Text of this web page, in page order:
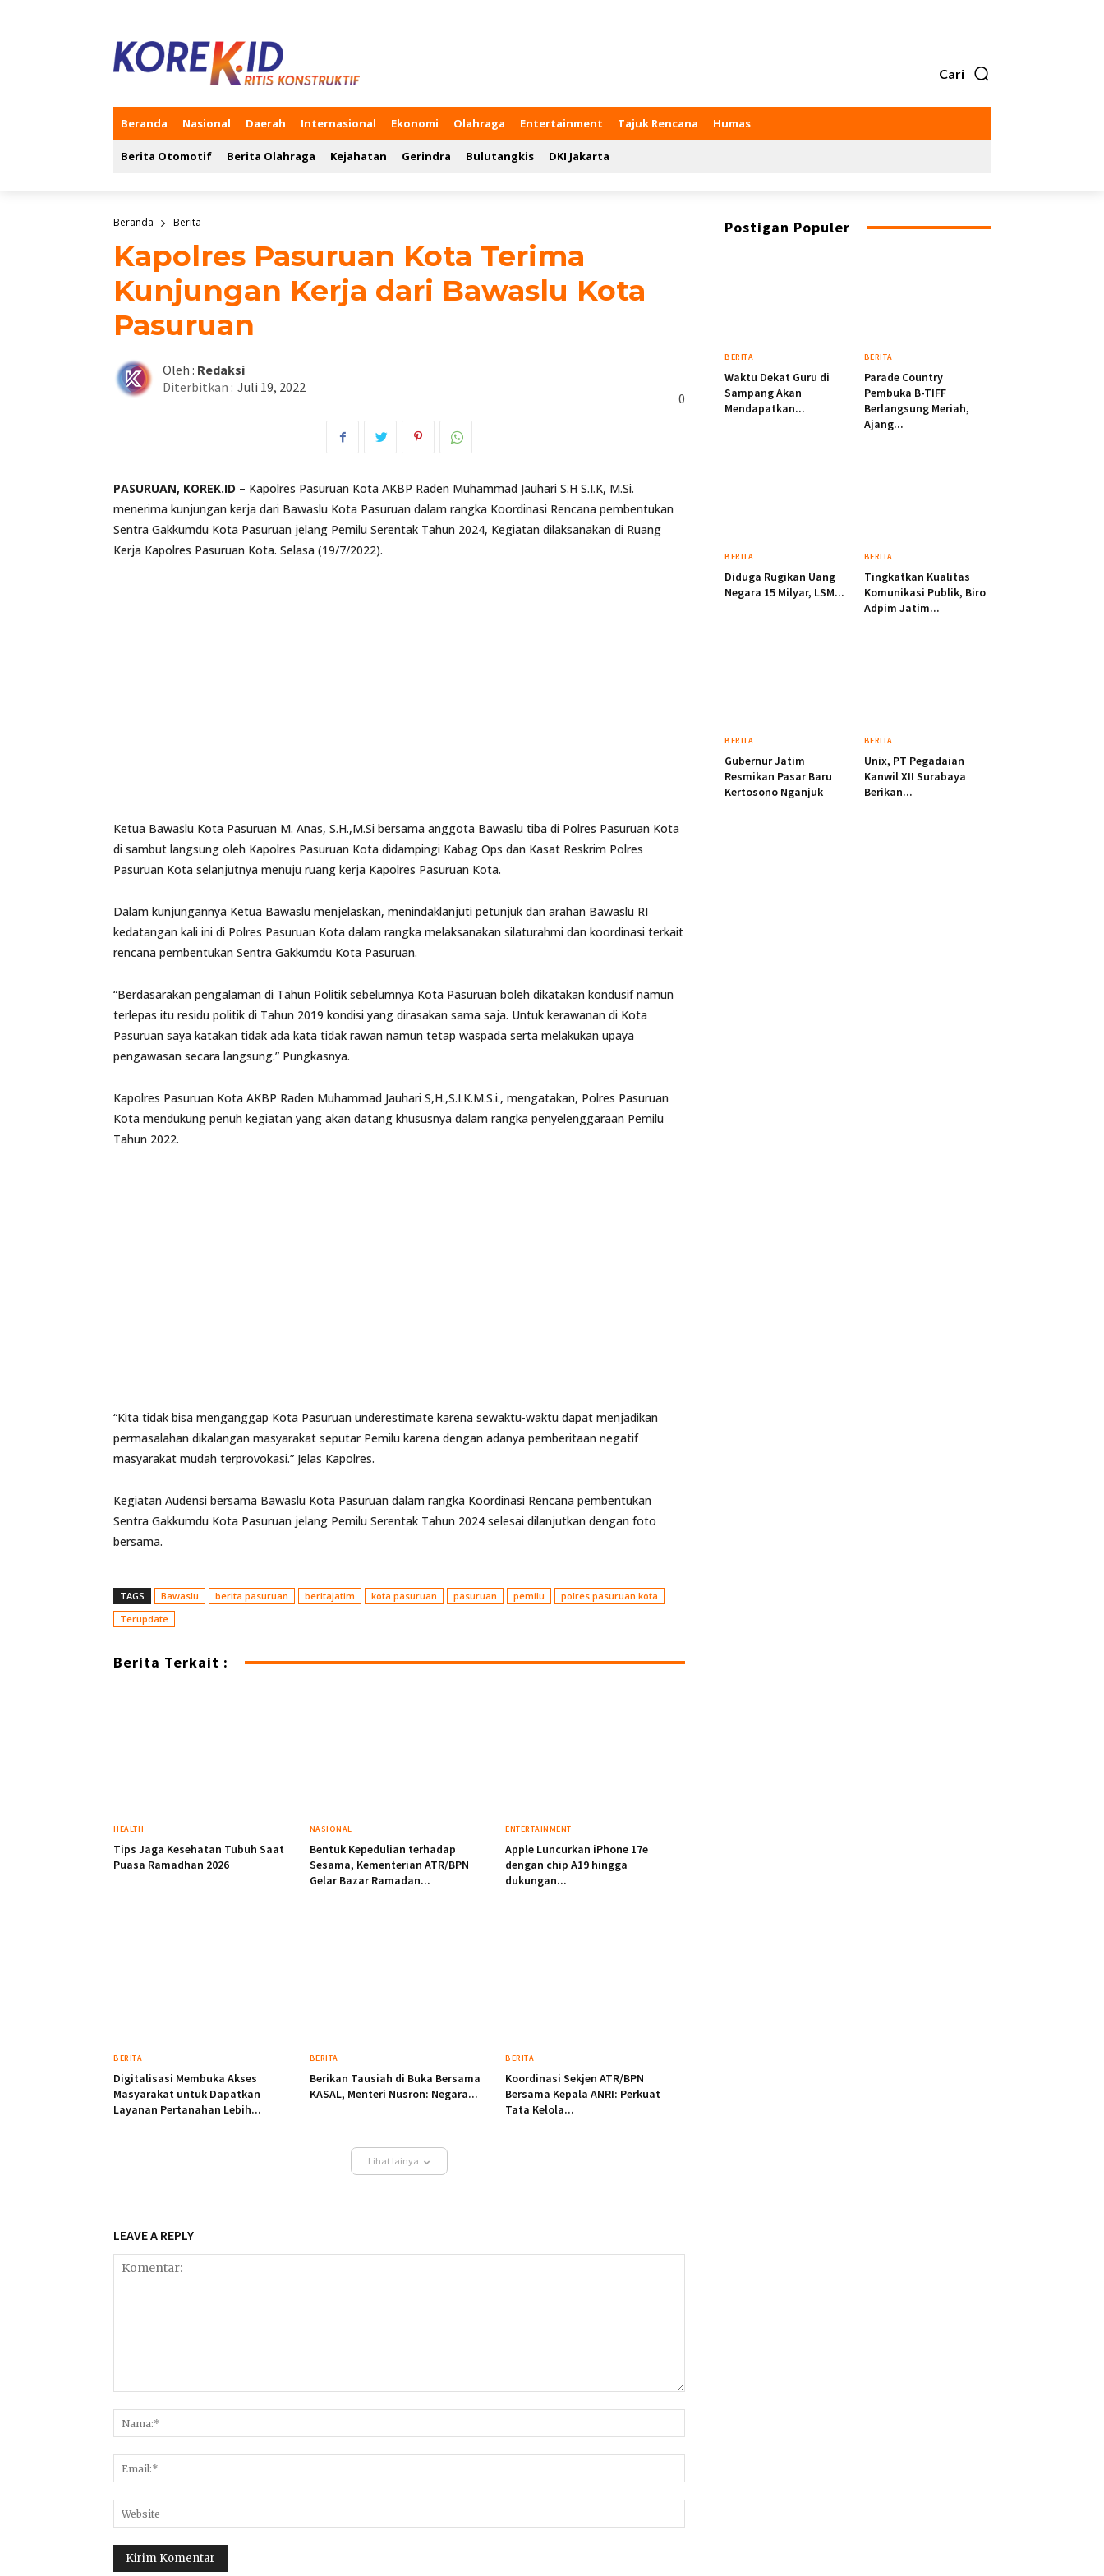
Cari
Beranda Nasional Daerah Internasional Ekonomi Olahraga Entertainment Tajuk Rencana Humas
Berita Otomotif Berita Olahraga Kejahatan Gerindra Bulutangkis DKI Jakarta
Beranda Berita
Kapolres Pasuruan Kota Terima
Kunjungan Kerja dari Bawaslu Kota
Pasuruan
Oleh : Redaksi
0
Diterbitkan : Juli 19, 2022
PASURUAN, KOREK.ID – Kapolres Pasuruan Kota AKBP Raden Muhammad Jauhari S.H S.I.K, M.Si.
menerima kunjungan kerja dari Bawaslu Kota Pasuruan dalam rangka Koordinasi Rencana pembentukan
Sentra Gakkumdu Kota Pasuruan jelang Pemilu Serentak Tahun 2024, Kegiatan dilaksanakan di Ruang
Kerja Kapolres Pasuruan Kota. Selasa (19/7/2022).
Ketua Bawaslu Kota Pasuruan M. Anas, S.H.,M.Si bersama anggota Bawaslu tiba di Polres Pasuruan Kota
di sambut langsung oleh Kapolres Pasuruan Kota didampingi Kabag Ops dan Kasat Reskrim Polres
Pasuruan Kota selanjutnya menuju ruang kerja Kapolres Pasuruan Kota.
Dalam kunjungannya Ketua Bawaslu menjelaskan, menindaklanjuti petunjuk dan arahan Bawaslu RI
kedatangan kali ini di Polres Pasuruan Kota dalam rangka melaksanakan silaturahmi dan koordinasi terkait
rencana pembentukan Sentra Gakkumdu Kota Pasuruan.
“Berdasarakan pengalaman di Tahun Politik sebelumnya Kota Pasuruan boleh dikatakan kondusif namun
terlepas itu residu politik di Tahun 2019 kondisi yang dirasakan sama saja. Untuk kerawanan di Kota
Pasuruan saya katakan tidak ada kata tidak rawan namun tetap waspada serta melakukan upaya
pengawasan secara langsung.” Pungkasnya.
Kapolres Pasuruan Kota AKBP Raden Muhammad Jauhari S,H.,S.I.K.M.S.i., mengatakan, Polres Pasuruan
Kota mendukung penuh kegiatan yang akan datang khususnya dalam rangka penyelenggaraan Pemilu
Tahun 2022.
“Kita tidak bisa menganggap Kota Pasuruan underestimate karena sewaktu-waktu dapat menjadikan
permasalahan dikalangan masyarakat seputar Pemilu karena dengan adanya pemberitaan negatif
masyarakat mudah terprovokasi.” Jelas Kapolres.
Kegiatan Audensi bersama Bawaslu Kota Pasuruan dalam rangka Koordinasi Rencana pembentukan
Sentra Gakkumdu Kota Pasuruan jelang Pemilu Serentak Tahun 2024 selesai dilanjutkan dengan foto
bersama.
TAGS Bawaslu berita pasuruan beritajatim kota pasuruan pasuruan pemilu
polres pasuruan kota
Terupdate
Berita Terkait :
HEALTH
Tips Jaga Kesehatan Tubuh Saat
Puasa Ramadhan 2026
NASIONAL
Bentuk Kepedulian terhadap
Sesama, Kementerian ATR/BPN
Gelar Bazar Ramadan...
ENTERTAINMENT
Apple Luncurkan iPhone 17e
dengan chip A19 hingga
dukungan...
BERITA
Digitalisasi Membuka Akses
Masyarakat untuk Dapatkan
Layanan Pertanahan Lebih...
BERITA
Berikan Tausiah di Buka Bersama
KASAL, Menteri Nusron: Negara...
BERITA
Koordinasi Sekjen ATR/BPN
Bersama Kepala ANRI: Perkuat
Tata Kelola...
Lihat lainya
LEAVE A REPLY
Postigan Populer
BERITA
Waktu Dekat Guru di
Sampang Akan
Mendapatkan...
BERITA
Parade Country
Pembuka B-TIFF
Berlangsung Meriah,
Ajang...
BERITA
Diduga Rugikan Uang
Negara 15 Milyar, LSM...
BERITA
Tingkatkan Kualitas
Komunikasi Publik, Biro
Adpim Jatim...
BERITA
Gubernur Jatim
Resmikan Pasar Baru
Kertosono Nganjuk
BERITA
Unix, PT Pegadaian
Kanwil XII Surabaya
Berikan...